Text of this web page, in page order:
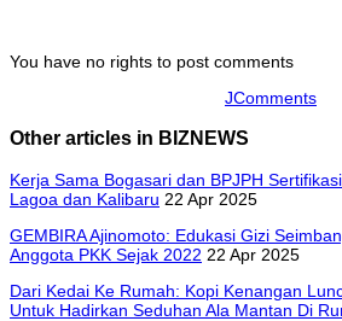
You have no rights to post comments
JComments
Other articles in BIZNEWS
Kerja Sama Bogasari dan BPJPH
Lagoa dan Kalibaru 22 Apr 2025
GEMBIRA Ajinomoto: Edukasi Gizi
Anggota PKK Sejak 2022 22 Apr 2025
Dari Kedai Ke Rumah: Kopi Kenangan
Untuk Hadirkan Seduhan Ala Mantan Di